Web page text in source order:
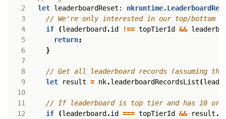
3
4
5
6
7
8
9
10
let leaderboardReset :
if (leaderboard.id !== topTierId &&
return;
}
let result = nk.leaderboardRecordsList(
if (leaderboard.id === topTierId && result .